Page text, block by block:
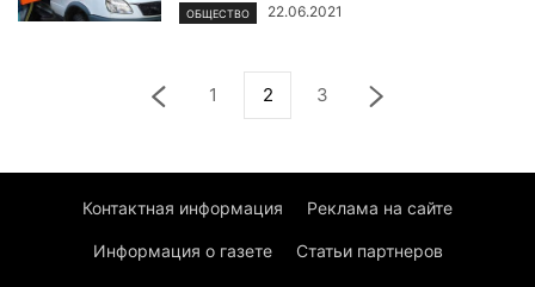
ОБЩЕСТВО 22.06.2021
1 2 3
Контактная информация Реклама на сайте
Информация о газете Статьи партнеров